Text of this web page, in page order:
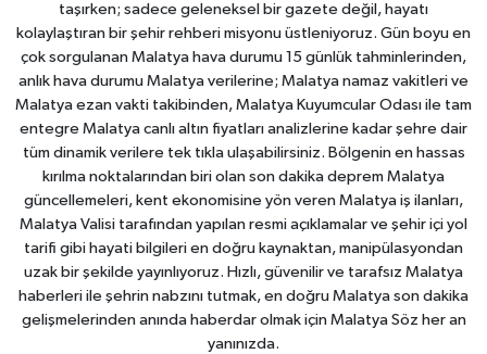
taşırken; sadece geleneksel bir gazete değil, hayatı
kolaylaştıran bir şehir rehberi misyonu üstleniyoruz. Gün boyu en
çok sorgulanan Malatya hava durumu 15 günlük tahminlerinden,
anlık hava durumu Malatya verilerine; Malatya namaz vakitleri ve
Malatya ezan vakti takibinden, Malatya Kuyumcular Odası ile tam
entegre Malatya canlı altın fiyatları analizlerine kadar şehre dair
tüm dinamik verilere tek tıkla ulaşabilirsiniz. Bölgenin en hassas
kırılma noktalarından biri olan son dakika deprem Malatya
güncellemeleri, kent ekonomisine yön veren Malatya iş ilanları,
Malatya Valisi tarafından yapılan resmi açıklamalar ve şehir içi yol
tarifi gibi hayati bilgileri en doğru kaynaktan, manipülasyondan
uzak bir şekilde yayınlıyoruz. Hızlı, güvenilir ve tarafsız Malatya
haberleri ile şehrin nabzını tutmak, en doğru Malatya son dakika
gelişmelerinden anında haberdar olmak için Malatya Söz her an
yanınızda.